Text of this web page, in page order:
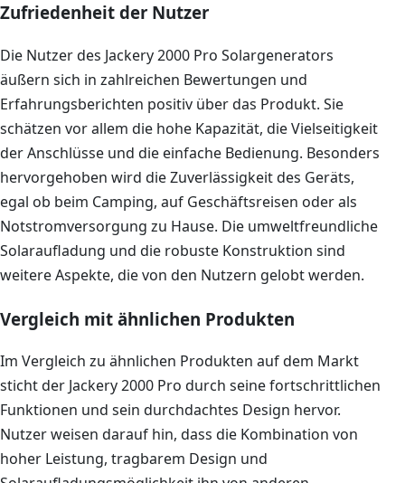
Zufriedenheit der Nutzer
Die Nutzer des Jackery 2000 Pro Solargenerators
äußern sich in zahlreichen Bewertungen und
Erfahrungsberichten positiv über das Produkt. Sie
schätzen vor allem die hohe Kapazität, die Vielseitigkeit
der Anschlüsse und die einfache Bedienung. Besonders
hervorgehoben wird die Zuverlässigkeit des Geräts,
egal ob beim Camping, auf Geschäftsreisen oder als
Notstromversorgung zu Hause. Die umweltfreundliche
Solaraufladung und die robuste Konstruktion sind
weitere Aspekte, die von den Nutzern gelobt werden.
Vergleich mit ähnlichen Produkten
Im Vergleich zu ähnlichen Produkten auf dem Markt
sticht der Jackery 2000 Pro durch seine fortschrittlichen
Funktionen und sein durchdachtes Design hervor.
Nutzer weisen darauf hin, dass die Kombination von
hoher Leistung, tragbarem Design und